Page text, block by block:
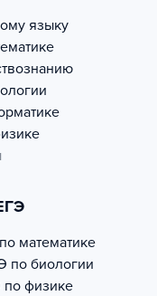
языку
математике
по биологии
по физике